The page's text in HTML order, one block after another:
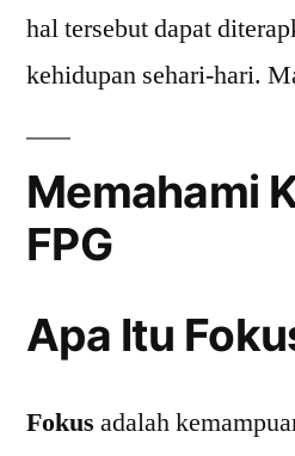
hal tersebut dapat
kehidupan sehari-hari.
Memahami
FPG
Apa Itu
Fokus adalah